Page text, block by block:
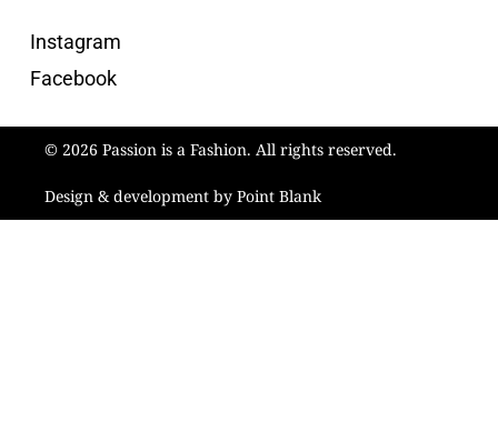
Instagram
Facebook
© 2026 Passion is a Fashion. All rights reserved.
Design & development by Point Blank